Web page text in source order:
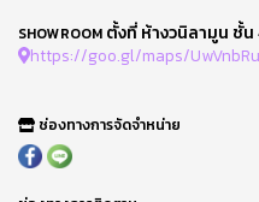
SHOWROOM ตั้งที่ ห้างวนิลามูน ชั้น
https://goo.gl/maps/
ช่องทางการจัดจำหน่าย